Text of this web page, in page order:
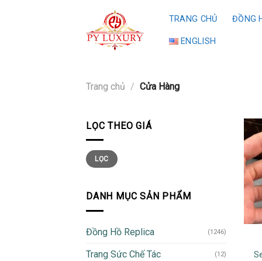
TRANG CHỦ ĐỒNG
ENGLISH
Trang chủ / Cửa Hàng
LỌC THEO GIÁ
Giá
thấp
nhất
Giá
cao
nhất
LỌC
DANH MỤC SẢN PHẨM
Đồng Hồ Replica (1246)
Trang Sức Chế Tác (12)